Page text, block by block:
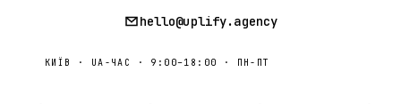
hello@uplify.agency
КИЇВ · UA-ЧАС · 9:00–18:00 · ПН-ПТ